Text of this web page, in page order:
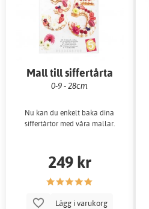
Mall till siffertårta
0-9 - 28cm
Nu kan du enkelt baka dina
siffertårtor med våra mallar.
249 kr
Lägg i varukorg